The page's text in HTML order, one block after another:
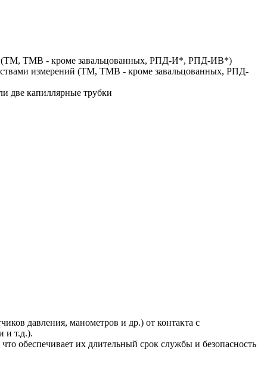
(ТМ, ТМВ - кроме завальцованных, РПД-И*, РПД-ИВ*)
измерений (ТМ, ТМВ - кроме завальцованных, РПД-
две капиллярные трубки
давления, манометров и др.) от контакта с
и т.д.).
обеспечивает их длительный срок службы и безопасность